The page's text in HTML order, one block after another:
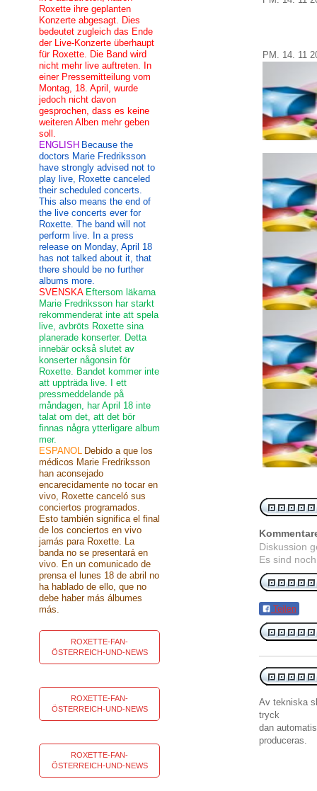
PM. 14. 11
Diskussion
Es sind
Teilen
Av tekniska
tryck
dan
produceras.
Roxette ihre geplanten
Konzerte abgesagt. Dies
bedeutet zugleich das Ende
der Live-Konzerte überhaupt
für Roxette. Die Band wird
nicht mehr live auftreten. In
einer Pressemitteilung vom
Montag, 18. April, wurde
jedoch nicht davon
gesprochen, dass es keine
weiteren Alben mehr geben
soll.
ENGLISH Because the
doctors Marie Fredriksson
have strongly advised not to
play live, Roxette canceled
their scheduled concerts.
This also means the end of
the live concerts ever for
Roxette. The band will not
perform live. In a press
release on Monday, April 18
has not talked about it, that
there should be no further
albums more.
SVENSKA Eftersom läkarna
Marie Fredriksson har starkt
rekommenderat inte att spela
live, avbröts Roxette sina
planerade konserter. Detta
innebär också slutet av
konserter någonsin för
Roxette. Bandet kommer inte
att uppträda live. I ett
pressmeddelande på
måndagen, har April 18 inte
talat om det, att det bör
finnas några ytterligare album
mer.
ESPANOL Debido a que los
médicos Marie Fredriksson
han aconsejado
encarecidamente no tocar en
vivo, Roxette canceló sus
conciertos programados.
Esto también significa el final
de los conciertos en vivo
jamás para Roxette. La
banda no se presentará en
vivo. En un comunicado de
prensa el lunes 18 de abril no
ha hablado de ello, que no
debe haber más álbumes
más.
ROXETTE-FAN-
ÖSTERREICH-UND-NEWS
ROXETTE-FAN-
ÖSTERREICH-UND-NEWS
ROXETTE-FAN-
ÖSTERREICH-UND-NEWS